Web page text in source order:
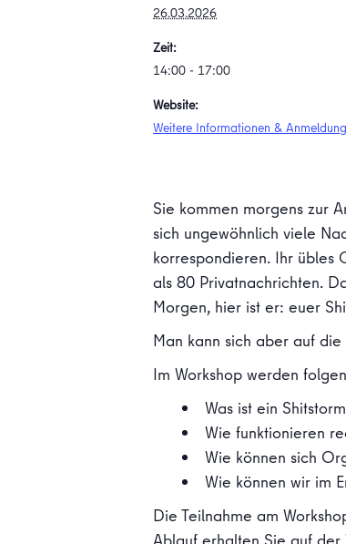
26.03.2026
Zeit:
14:00 - 17:00
Website:
Weitere Informationen & Anmeldung
Sie kommen morgens zur
sich ungewöhnlich viele
korrespondieren. Ihr übles
als 80 Privatnachrichten.
Morgen, hier ist er: euer
Man kann sich aber auf
Im Workshop werden
Was ist ein
Wie funktionieren
Wie können sich
Wie können wir im
Die Teilnahme am